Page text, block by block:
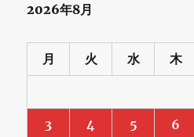
2026年8月
月 火 水 木
3 4 5 6